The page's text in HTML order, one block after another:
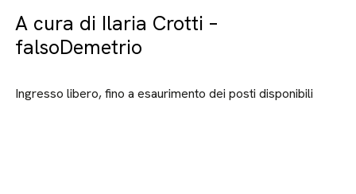
A cura di Ilaria Crotti –
falsoDemetrio
Ingresso libero, fino a esaurimento dei posti disponibili